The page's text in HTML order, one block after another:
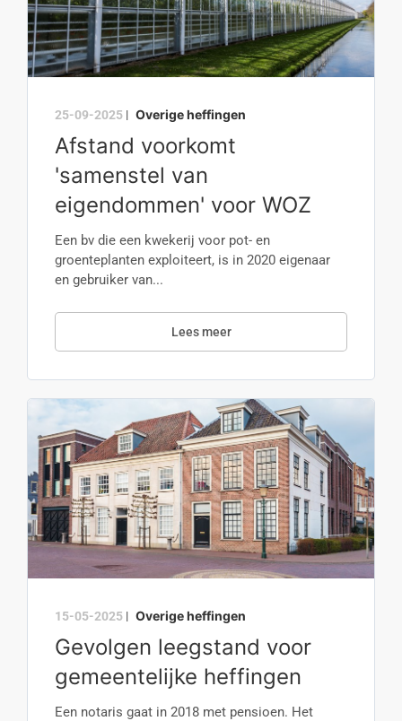
25-09-2025 | Overige heffingen
Afstand voorkomt
'samenstel van
eigendommen' voor WOZ
Een bv die een kwekerij voor pot- en
groenteplanten exploiteert, is in 2020 eigenaar
en gebruiker van...
Lees meer
15-05-2025 | Overige heffingen
Gevolgen leegstand voor
gemeentelijke heffingen
Een notaris gaat in 2018 met pensioen. Het